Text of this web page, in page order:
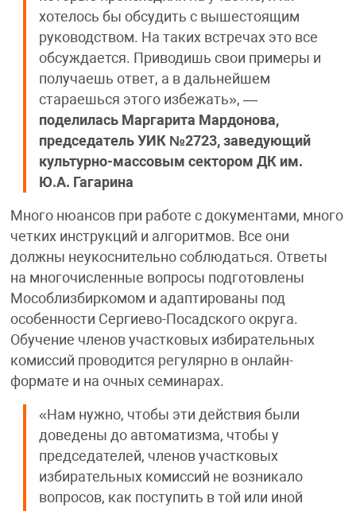
хотелось бы обсудить с вышестоящим
руководством. На таких встречах это все
обсуждается. Приводишь свои примеры и
получаешь ответ, а в дальнейшем
стараешься этого избежать», —
поделилась Маргарита Мардонова,
председатель УИК №2723, заведующий
культурно-массовым сектором ДК им.
Ю.А. Гагарина
Много нюансов при работе с документами, много
четких инструкций и алгоритмов. Все они
должны неукоснительно соблюдаться. Ответы
на многочисленные вопросы подготовлены
Мособлизбиркомом и адаптированы под
особенности Сергиево-Посадского округа.
Обучение членов участковых избирательных
комиссий проводится регулярно в онлайн-
формате и на очных семинарах.
«Нам нужно, чтобы эти действия были
доведены до автоматизма, чтобы у
председателей, членов участковых
избирательных комиссий не возникало
вопросов, как поступить в той или иной